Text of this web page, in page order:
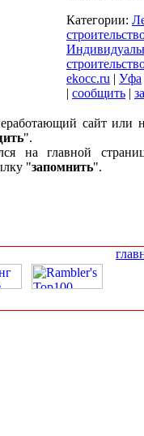
Категории:
ekocc.ru | Уфа
| сообщить |
сайт или
".
на главной
"запомнить".